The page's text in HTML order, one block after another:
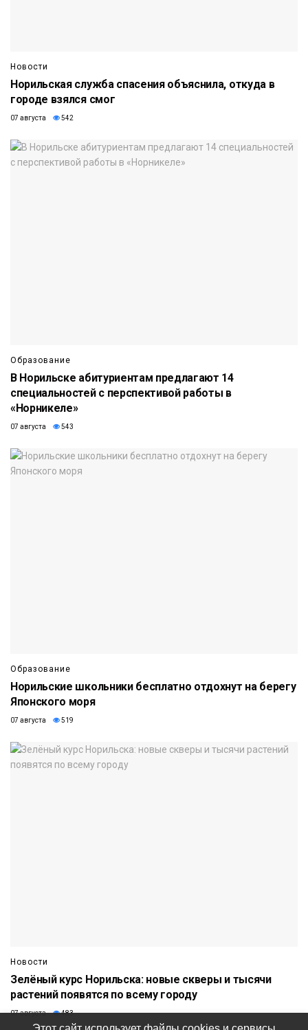
Новости
Норильская служба спасения объяснила, откуда в
городе взялся смог
07 августа 542
Образование
В Норильске абитуриентам предлагают 14
специальностей с перспективой работы в
«Норникеле»
07 августа 543
Образование
Норильские школьники бесплатно отдохнут на берегу
Японского моря
07 августа 519
Новости
Зелёный курс Норильска: новые скверы и тысячи
растений появятся по всему городу
07 августа 483